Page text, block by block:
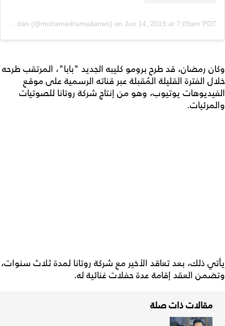
A post shared by Mohamed Ramadan (@mohamedramadanws) on Jun 14, 2019 at 7:09am PDT
وكان رمضان، قد طرح برومو كليبه الجديد "بابا"، المرتقب طرحه
خلال الفترة القليلة المُقبلة عبر قناته الرسمية على موقع
الفيديوهات يوتيوب، وهو من إنتاج شركة روتانا للصوتيات
والمرئيات.
يأتي ذلك، بعد تعاقد الأخير مع شركة روتانا لمدة ثلاث سنوات،
وتضمن العقد إقامة عدة حفلات غنائية له.
مقالات ذات صلة